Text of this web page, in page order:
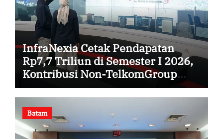
InfraNexia Cetak Pendapatan
Rp7,7 Triliun di Semester I 2026,
Kontribusi Non-TelkomGroup
Melonjak 31%
Batam